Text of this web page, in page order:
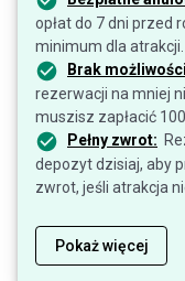
opłat do 7 dni przed
minimum dla atrakcji.
Brak
rezerwacji na mniej
muszisz zapłacić
Pełny zwrot:
depozyt dzisiaj, aby
zwrot, jeśli atrakcja
Pokaż więcej